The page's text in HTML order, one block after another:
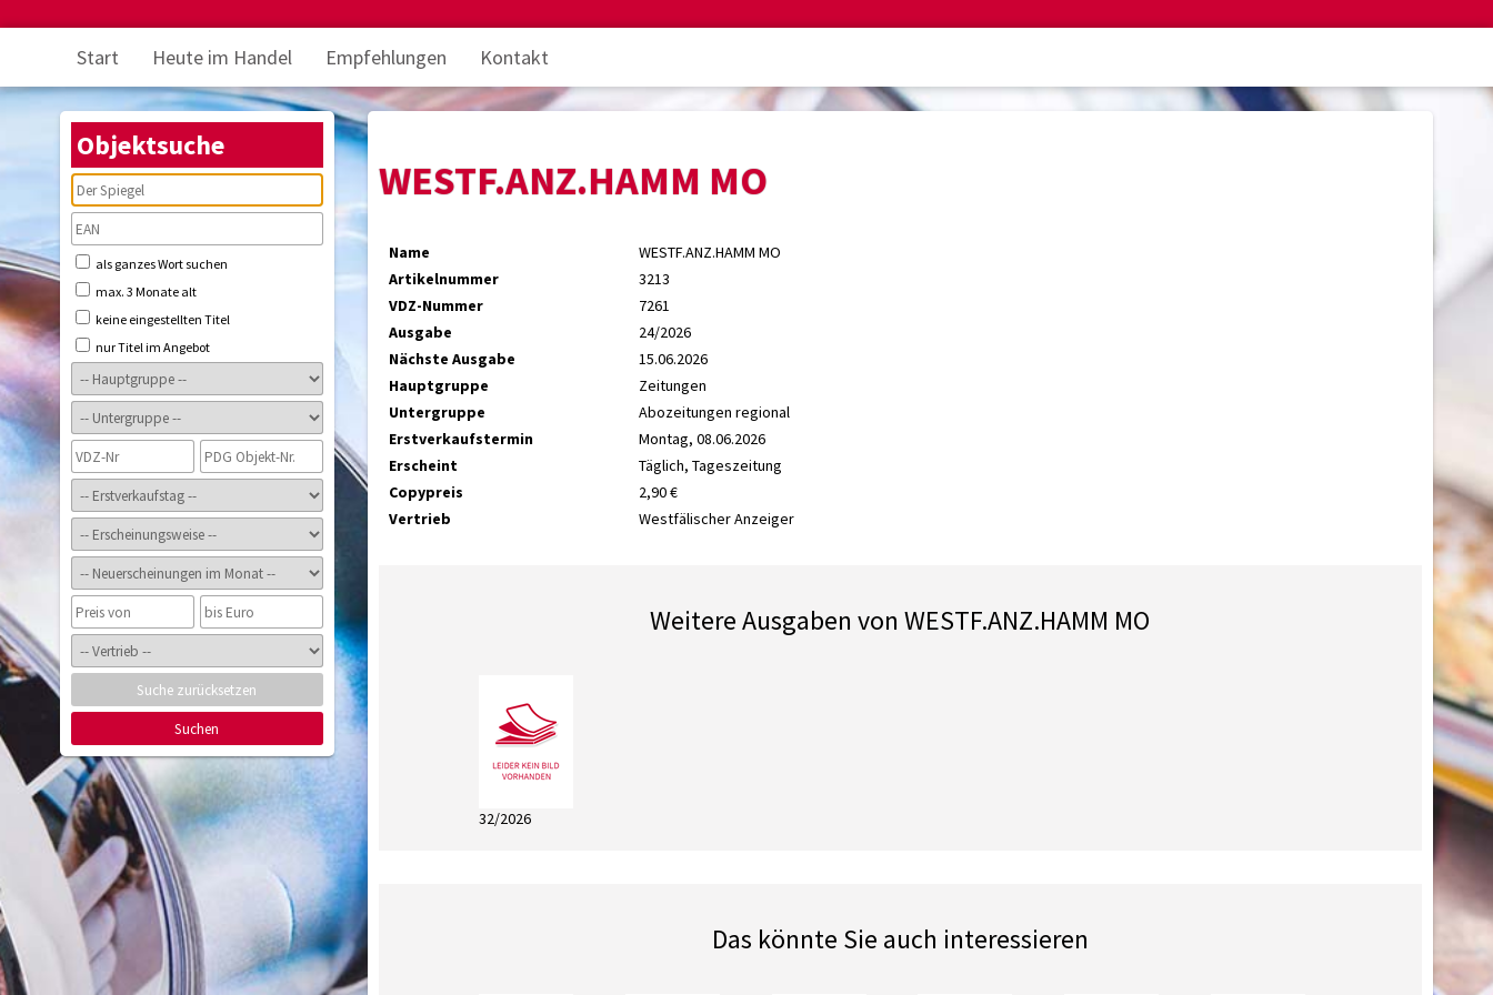
Start Heute im Handel Empfehlungen Kontakt
Objektsuche
als ganzes Wort suchen
max. 3 Monate alt
keine eingestellten Titel
nur Titel im Angebot
Suche zurücksetzen
Suchen
WESTF.ANZ.HAMM MO
Name
WESTF.ANZ.HAMM MO
Artikelnummer
3213
VDZ-Nummer
7261
Ausgabe
24/2026
Nächste Ausgabe
15.06.2026
Hauptgruppe
Zeitungen
Untergruppe
Abozeitungen regional
Erstverkaufstermin
Montag, 08.06.2026
Erscheint
Täglich, Tageszeitung
Copypreis
2,90 €
Vertrieb
Westfälischer Anzeiger
Weitere Ausgaben von WESTF.ANZ.HAMM MO
32/2026
Das könnte Sie auch interessieren